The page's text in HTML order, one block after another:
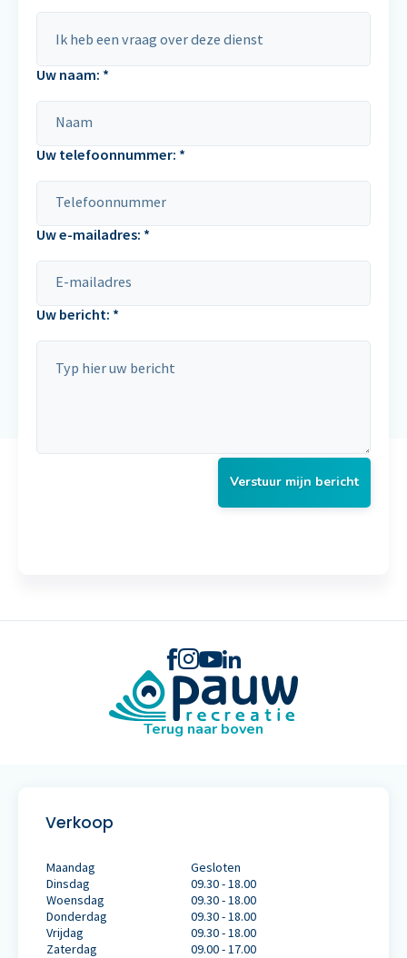
Uw naam: *
Uw telefoonnummer: *
Uw e-mailadres: *
Uw bericht: *
Verstuur mijn bericht
Terug naar boven
Verkoop
Maandag
Gesloten
Dinsdag
09.30 - 18.00
Woensdag
09.30 - 18.00
Donderdag
09.30 - 18.00
Vrijdag
09.30 - 18.00
Zaterdag
09.00 - 17.00